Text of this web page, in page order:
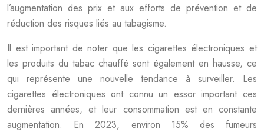
l’augmentation des prix et aux efforts de prévention et de
réduction des risques liés au tabagisme.
Il est important de noter que les cigarettes électroniques et
les produits du tabac chauffé sont également en hausse, ce
qui représente une nouvelle tendance à surveiller. Les
cigarettes électroniques ont connu un essor important ces
dernières années, et leur consommation est en constante
augmentation. En 2023, environ 15% des fumeurs